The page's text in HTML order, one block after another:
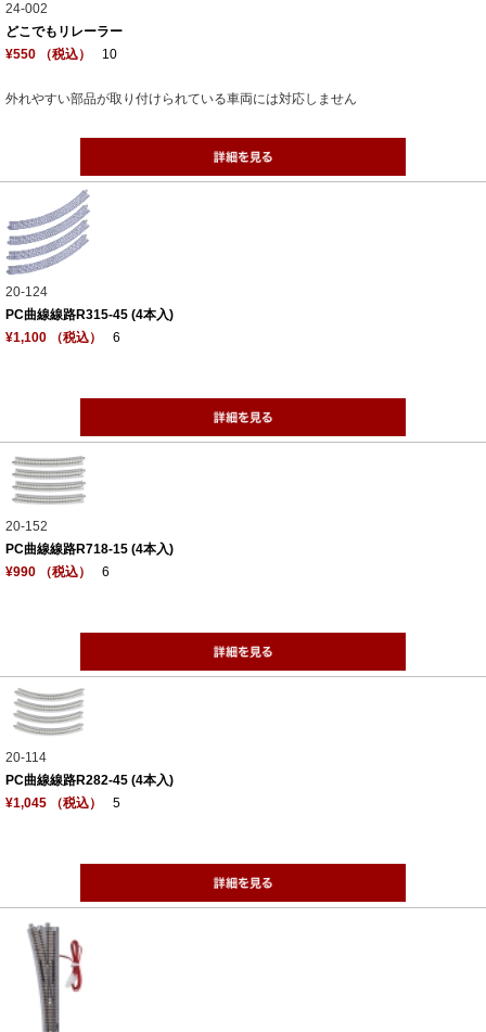
24-002
どこでもリレーラー
¥550 （税込）
10
外れやすい部品が取り付けられている車両には対応しません
20-124
PC曲線線路R315-45 (4本入)
¥1,100 （税込）
6
20-152
PC曲線線路R718-15 (4本入)
¥990 （税込）
6
20-114
PC曲線線路R282-45 (4本入)
¥1,045 （税込）
5